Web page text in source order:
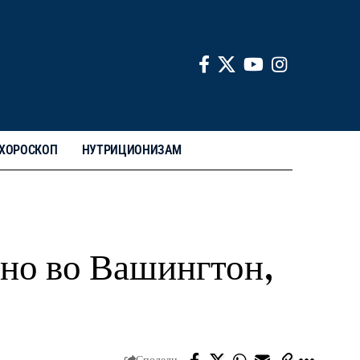
НУТРИЦИОНИЗАМ
во Вашингтон,